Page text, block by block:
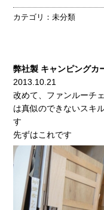
カテゴリ：未分類
弊社製 キャンピングカ
2013.10.21
改めて、ファンルーチ
は真似のできないスキ
す
先ずはこれです